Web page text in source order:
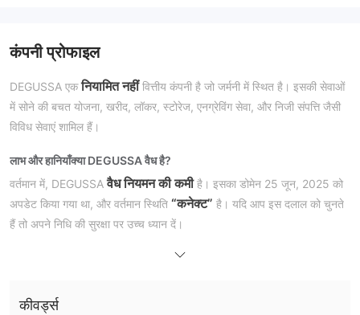
कंपनी प्रोफाइल
DEGUSSA एकनियामित नहींवित्तीय कंपनी है जो जर्मनी में स्थित है। इसकी सेवाओं
में सोने की बचत योजना, खरीद, लॉकर, स्टोरेज, एनग्रेविंग सेवा, और निजी संपत्ति जैसी
विविध सेवाएं शामिल हैं।
लाभ और हानियाँक्या DEGUSSA वैध है?
वर्तमान में, DEGUSSAवैध नियमन की कमीहै। इसका डोमेन 25 जून, 2025 को
अपडेट किया गया था, और वर्तमान स्थिति “कनेक्ट” है। यदि आप इस दलाल को चुनते
हैं तो अपने निधि की सुरक्षा पर उच्च ध्यान दें।
खरीद, लॉकर, स्टोरेज, एनग्रेविंग सेवा, और निजी संपत्ति
कीवर्ड्स